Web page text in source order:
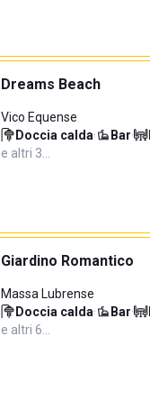
Dreams Beach
Vico Equense
Doccia calda· Bar·
e altri 3…
Giardino Romantico
Massa Lubrense
Doccia calda· Bar·
e altri 6…